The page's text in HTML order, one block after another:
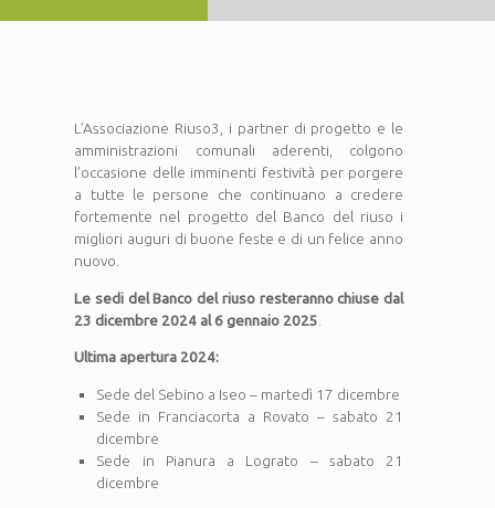
L’Associazione Riuso3, i partner di progetto e le
amministrazioni comunali aderenti, colgono
l’occasione delle imminenti festività per porgere
a tutte le persone che continuano a credere
fortemente nel progetto del Banco del riuso i
migliori auguri di buone feste e di un felice anno
nuovo.
Le sedi del Banco del riuso resteranno chiuse dal
23 dicembre 2024 al 6 gennaio 2025
Ultima apertura 2024:
Sede del Sebino a Iseo – martedì 17 dicembre
Sede in Franciacorta a Rovato – sabato 21
dicembre
Sede in Pianura a Lograto – sabato 21
dicembre